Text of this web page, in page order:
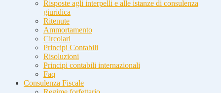
Risposte agli interpelli e alle istanze di consulenza
giuridica
Ritenute
Ammortamento
Circolari
Principi Contabili
Risoluzioni
Principi contabili internazionali
Faq
Consulenza Fiscale